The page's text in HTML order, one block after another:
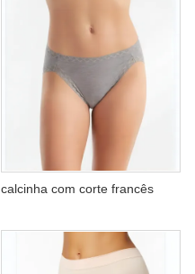
calcinha com corte francês